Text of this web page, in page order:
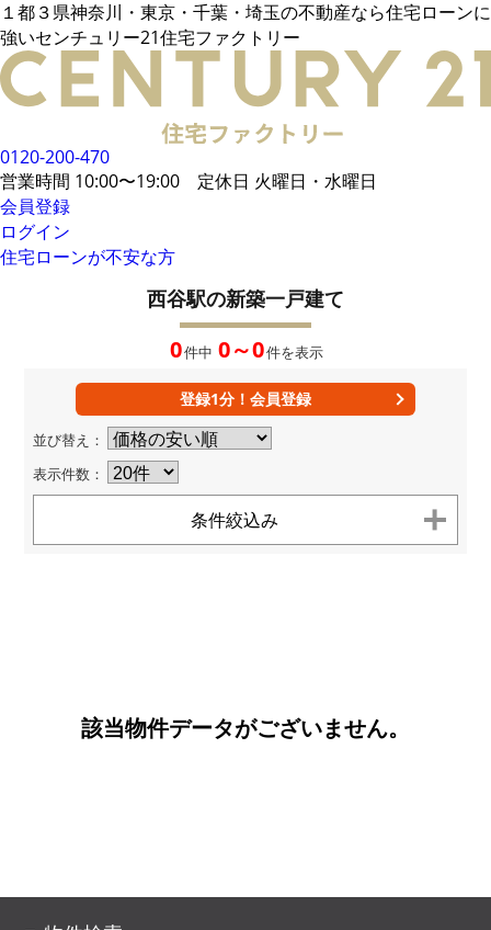
１都３県神奈川・東京・千葉・埼玉の不動産なら住宅ローンに
強いセンチュリー21住宅ファクトリー
0120-200-470
営業時間 10:00〜19:00 定休日 火曜日・水曜日
会員登録
ログイン
住宅ローンが不安な方
電話でご相談
メールでご相談
来店予約
LINEでお問い合わせ
お悩み例
その他借入がある場合
統計データ
借入事例
住宅ローンに強い
住宅ローン内緒話
無料会員登録はこちら
ログイン
お気に入り一覧
所在地から探す
路線・駅から探す
新着物件
センチュリー21とは
個人情報保護方針
西谷駅の新築一戸建て
0件中 0～0件を表示
登録1分！会員登録
並び替え：
表示件数：
条件絞込み
該当物件データがございません。